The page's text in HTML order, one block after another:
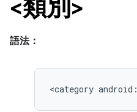
<類別>
語法：
<category android: